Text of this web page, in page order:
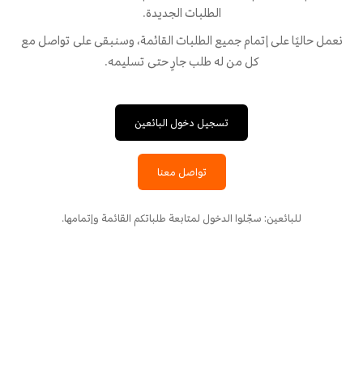
الطلبات الجديدة.
نعمل حاليًا على إتمام جميع الطلبات القائمة، وسنبقى على تواصل مع
كل من له طلب جارٍ حتى تسليمه.
تسجيل دخول البائعين
تواصل معنا
للبائعين: سجّلوا الدخول لمتابعة طلباتكم القائمة وإتمامها.